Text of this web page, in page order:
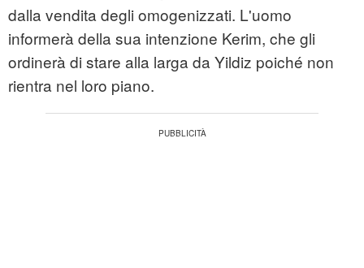
dalla vendita degli omogenizzati. L'uomo
informerà della sua intenzione Kerim, che gli
ordinerà di stare alla larga da Yildiz poiché non
rientra nel loro piano.